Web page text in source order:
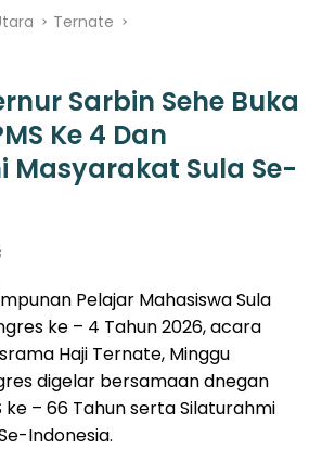
Ternate
Sarbin Sehe Buka
Ke 4 Dan
Masyarakat Sula Se-
Pelajar Mahasiswa Sula
ke – 4 Tahun 2026, acara
Haji Ternate, Minggu
digelar bersamaan dnegan
ke – 66 Tahun serta Silaturahmi
Indonesia.